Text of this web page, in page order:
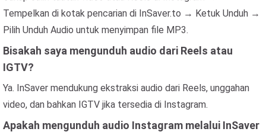
Tempelkan di kotak pencarian di InSaver.to → Ketuk Unduh →
Pilih Unduh Audio untuk menyimpan file MP3.
Bisakah saya mengunduh audio dari Reels atau
IGTV?
Ya. InSaver mendukung ekstraksi audio dari Reels, unggahan
video, dan bahkan IGTV jika tersedia di Instagram.
Apakah mengunduh audio Instagram melalui InSaver